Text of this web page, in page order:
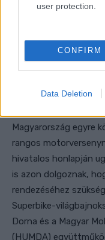
user protection.
CONFIRM
Data Deletion